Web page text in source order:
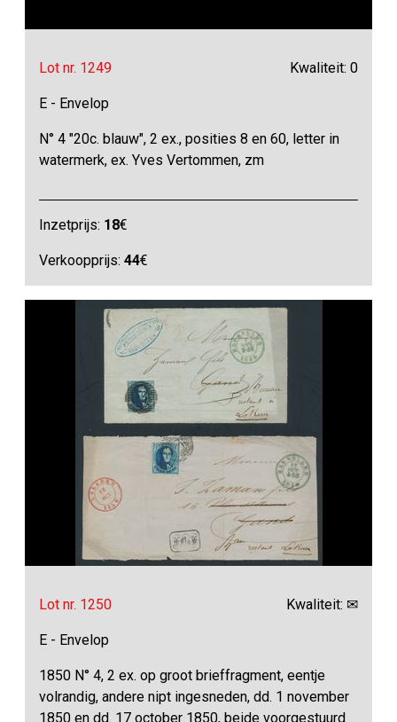
Lot nr. 1249 Kwaliteit: 0
E - Envelop
N° 4 "20c. blauw", 2 ex., posities 8 en 60, letter in
watermerk, ex. Yves Vertommen, zm
Inzetprijs: 18€
Verkoopprijs:44€
Lot nr. 1250 Kwaliteit: ✉
E - Envelop
1850 N° 4, 2 ex. op groot brieffragment, eentje
volrandig, andere nipt ingesneden, dd. 1 november
1850 en dd. 17 october 1850, beide voorgestuurd